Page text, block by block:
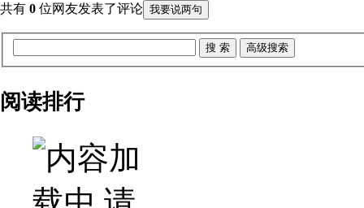
共有 0 位网友发表了评论 我要说两句
阅读排行